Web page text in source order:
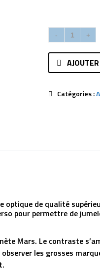
Catégories :
de qualité
pour permettre de
Mars. Le contraste
les grosses